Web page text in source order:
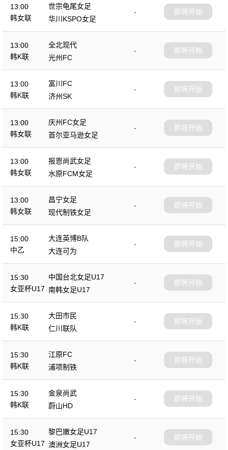
13:00
韩女联
世宗龟尾女足
-
华川KSPO女足
即将开始
13:00
韩K联
全北现代
-
光州FC
即将开始
13:00
韩K联
富川FC
-
济州SK
即将开始
13:00
韩女联
庆州FC女足
-
首尔亚马逊女足
即将开始
13:00
韩女联
报恩尚武女足
-
水原FCM女足
即将开始
13:00
韩女联
昌宁女足
-
现代制铁女足
即将开始
15:00
中乙
大连英博B队
-
大连可为
即将开始
15:30
女亚杯U17
中国台北女足U17
-
南韩女足U17
即将开始
15:30
韩K联
大田市民
-
仁川联队
即将开始
15:30
韩K联
江原FC
-
浦项制铁
即将开始
15:30
韩K联
金泉尚武
-
蔚山HD
即将开始
15:30
女亚杯U17
黎巴嫩女足U17
-
澳洲女足U17
即将开始